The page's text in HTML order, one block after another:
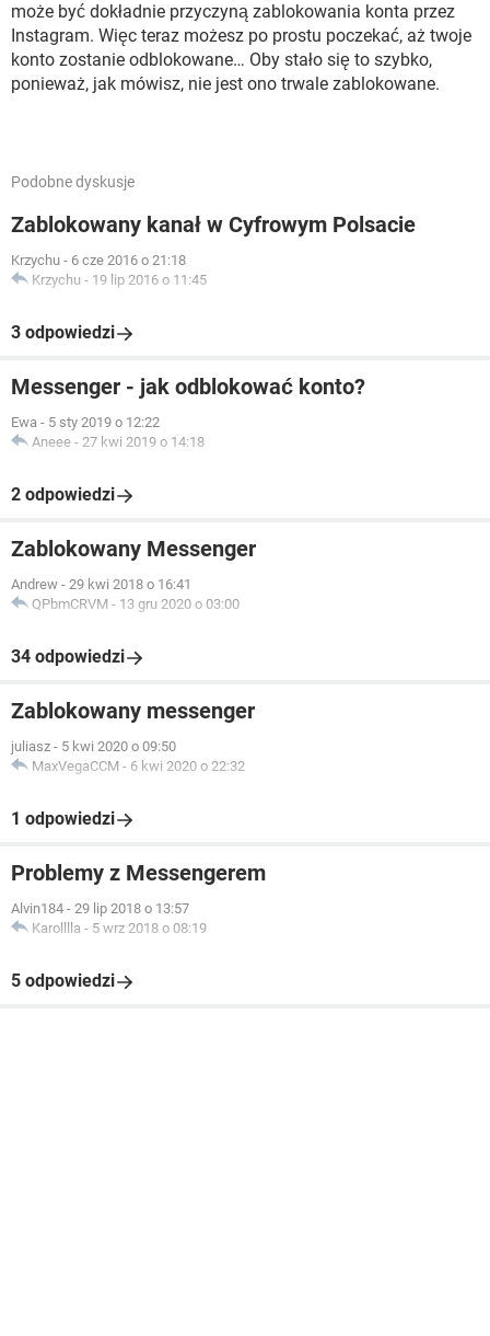
może być dokładnie przyczyną zablokowania konta przez
Instagram. Więc teraz możesz po prostu poczekać, aż twoje
konto zostanie odblokowane… Oby stało się to szybko,
ponieważ, jak mówisz, nie jest ono trwale zablokowane.
Podobne dyskusje
Zablokowany kanał w Cyfrowym Polsacie
Krzychu - 6 cze 2016 o 21:18
Krzychu - 19 lip 2016 o 11:45
3 odpowiedzi
Messenger - jak odblokować konto?
Ewa - 5 sty 2019 o 12:22
Aneee - 27 kwi 2019 o 14:18
2 odpowiedzi
Zablokowany Messenger
Andrew - 29 kwi 2018 o 16:41
QPbmCRVM - 13 gru 2020 o 03:00
34 odpowiedzi
Zablokowany messenger
juliasz - 5 kwi 2020 o 09:50
MaxVegaCCM - 6 kwi 2020 o 22:32
1 odpowiedzi
Problemy z Messengerem
Alvin184 - 29 lip 2018 o 13:57
Karolllla - 5 wrz 2018 o 08:19
5 odpowiedzi